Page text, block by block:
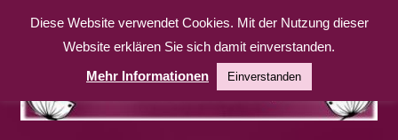
Inhalt
Diese Website verwendet Cookies. Mit der Nutzung dieser
Website erklären Sie sich damit einverstanden.
Mehr Informationen
Einverstanden